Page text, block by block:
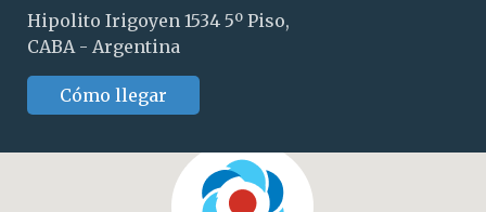
Hipolito Irigoyen 1534 5º Piso,
CABA - Argentina
Cómo llegar